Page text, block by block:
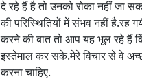
दे रहे हैं है तो उनको रोका नहीं जा
की परिस्थितियों में संभव नहीं है.रह
करने की बात तो आप यह भूल रहे हैं
इस्तेमाल कर सके.मेरे विचार से वे
करना चाहिए.